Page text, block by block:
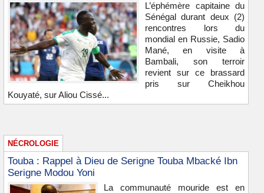
L’éphémère capitaine du
Sénégal durant deux (2)
rencontres lors du
mondial en Russie, Sadio
Mané, en visite à
Bambali, son terroir
revient sur ce brassard
pris sur Cheikhou
Kouyaté, sur Aliou Cissé...
NÉCROLOGIE
Touba : Rappel à Dieu de Serigne Touba Mbacké Ibn
Serigne Modou Yoni
La communauté mouride est en